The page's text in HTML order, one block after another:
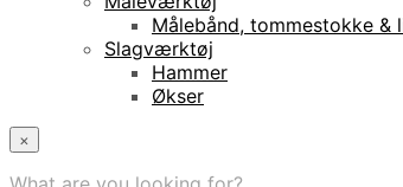
Målebånd, tommestokke &
Slagværktøj
Hammer
Økser
×